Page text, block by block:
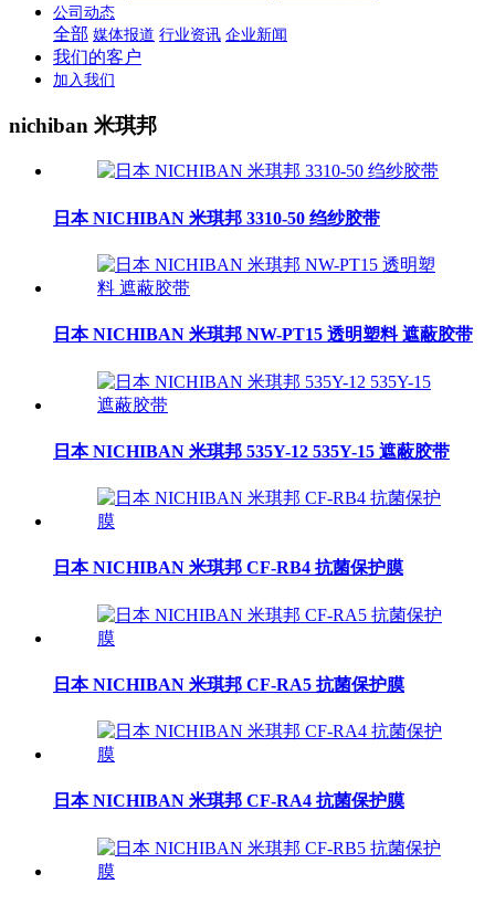
公司动态
全部 媒体报道 行业资讯 企业新闻
我们的客户
加入我们
nichiban 米琪邦
日本 NICHIBAN 米琪邦 3310-50 绉纱胶带
日本 NICHIBAN 米琪邦 NW-PT15 透明塑料 遮蔽胶带
日本 NICHIBAN 米琪邦 535Y-12 535Y-15 遮蔽胶带
日本 NICHIBAN 米琪邦 CF-RB4 抗菌保护膜
日本 NICHIBAN 米琪邦 CF-RA5 抗菌保护膜
日本 NICHIBAN 米琪邦 CF-RA4 抗菌保护膜